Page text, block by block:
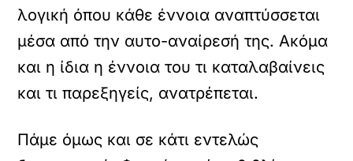
λογική όπου κάθε έννοια αναπτύσσεται
μέσα από την αυτο-αναίρεσή της. Ακόμα
και η ίδια η έννοια του τι καταλαβαίνεις
και τι παρεξηγείς, ανατρέπεται.
Πάμε όμως και σε κάτι εντελώς